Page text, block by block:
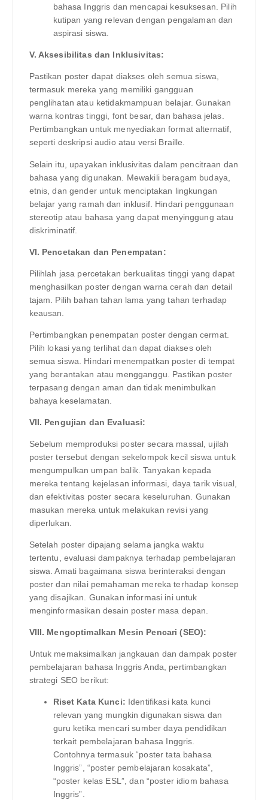
bahasa Inggris dan mencapai kesuksesan. Pilih
kutipan yang relevan dengan pengalaman dan
aspirasi siswa.
V. Aksesibilitas dan Inklusivitas:
Pastikan poster dapat diakses oleh semua siswa,
termasuk mereka yang memiliki gangguan
penglihatan atau ketidakmampuan belajar. Gunakan
warna kontras tinggi, font besar, dan bahasa jelas.
Pertimbangkan untuk menyediakan format alternatif,
seperti deskripsi audio atau versi Braille.
Selain itu, upayakan inklusivitas dalam pencitraan dan
bahasa yang digunakan. Mewakili beragam budaya,
etnis, dan gender untuk menciptakan lingkungan
belajar yang ramah dan inklusif. Hindari penggunaan
stereotip atau bahasa yang dapat menyinggung atau
diskriminatif.
VI. Pencetakan dan Penempatan:
Pilihlah jasa percetakan berkualitas tinggi yang dapat
menghasilkan poster dengan warna cerah dan detail
tajam. Pilih bahan tahan lama yang tahan terhadap
keausan.
Pertimbangkan penempatan poster dengan cermat.
Pilih lokasi yang terlihat dan dapat diakses oleh
semua siswa. Hindari menempatkan poster di tempat
yang berantakan atau mengganggu. Pastikan poster
terpasang dengan aman dan tidak menimbulkan
bahaya keselamatan.
VII. Pengujian dan Evaluasi:
Sebelum memproduksi poster secara massal, ujilah
poster tersebut dengan sekelompok kecil siswa untuk
mengumpulkan umpan balik. Tanyakan kepada
mereka tentang kejelasan informasi, daya tarik visual,
dan efektivitas poster secara keseluruhan. Gunakan
masukan mereka untuk melakukan revisi yang
diperlukan.
Setelah poster dipajang selama jangka waktu
tertentu, evaluasi dampaknya terhadap pembelajaran
siswa. Amati bagaimana siswa berinteraksi dengan
poster dan nilai pemahaman mereka terhadap konsep
yang disajikan. Gunakan informasi ini untuk
menginformasikan desain poster masa depan.
VIII. Mengoptimalkan Mesin Pencari (SEO):
Untuk memaksimalkan jangkauan dan dampak poster
pembelajaran bahasa Inggris Anda, pertimbangkan
strategi SEO berikut:
Riset Kata Kunci: Identifikasi kata kunci
relevan yang mungkin digunakan siswa dan
guru ketika mencari sumber daya pendidikan
terkait pembelajaran bahasa Inggris.
Contohnya termasuk “poster tata bahasa
Inggris”, “poster pembelajaran kosakata”,
“poster kelas ESL”, dan “poster idiom bahasa
Inggris”.